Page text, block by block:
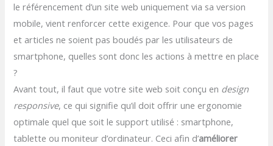
le référencement d’un site web uniquement via sa version
mobile, vient renforcer cette exigence. Pour que vos pages
et articles ne soient pas boudés par les utilisateurs de
smartphone, quelles sont donc les actions à mettre en place
?
Avant tout, il faut que votre site web soit conçu en design
responsive, ce qui signifie qu’il doit offrir une ergonomie
optimale quel que soit le support utilisé : smartphone,
tablette ou moniteur d’ordinateur. Ceci afin d’améliorer